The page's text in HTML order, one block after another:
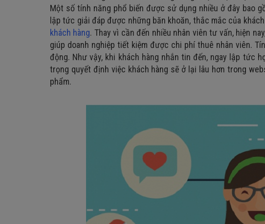
Một số tính năng phổ biến được sử dụng nhiều ở đây bao
lập tức giải đáp được những băn khoăn, thắc mắc của
khách hàng. Thay vì cần đến nhiều nhân viên tư vấn, hiện
giúp doanh nghiệp tiết kiệm được chi phí thuê nhân viên.
động. Như vậy, khi khách hàng nhắn tin đến, ngay lập tức
trọng quyết định việc khách hàng sẽ ở lại lâu hơn trong
phẩm.